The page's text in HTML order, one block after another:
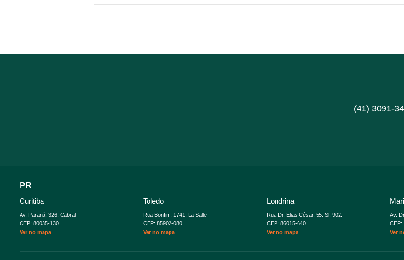
(41) 3091-
PR
Curitiba
Av. Paraná, 326, Cabral
CEP: 80035-130
Ver no mapa
Toledo
Rua Bonfim, 1741, La Salle
CEP: 85902-080
Ver no mapa
Londrina
Rua Dr. Elias César, 55, Sl. 902.
CEP: 86015-640
Ver no mapa
Av.
CEP:
Ver